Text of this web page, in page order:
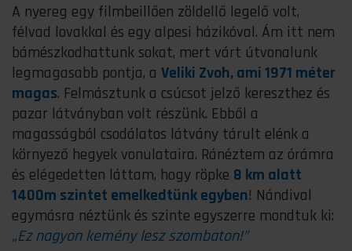
A nyereg egy filmbeillően zöldellő legelő volt,
félvad lovakkal és egy alpesi házikóval. Ám itt nem
bámészkodhattunk sokat, mert várt útvonalunk
legmagasabb pontja, a Veliki Zvoh, ami 1971 méter
magas. Felmásztunk a csúcsot jelző kereszthez és
pazar látványban volt részünk. Ebből a
magasságból csodálatos látvány tárult elénk a
környező hegyek vonulataira. Ránéztem az órámra
és elégedetten láttam, hogy röpke 8 km alatt
1400m szintet emelkedtünk egyben! Nándival
egymásra néztünk és szinte egyszerre mondtuk ki:
„Ez nagyon kemény lesz szombaton!”